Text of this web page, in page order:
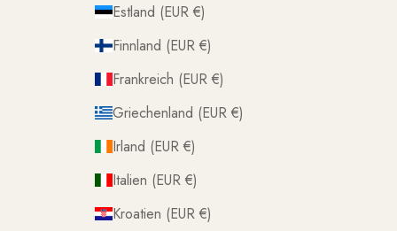
Estland (EUR €)
Finnland (EUR €)
Frankreich (EUR €)
Griechenland (EUR €)
Irland (EUR €)
Italien (EUR €)
Kroatien (EUR €)